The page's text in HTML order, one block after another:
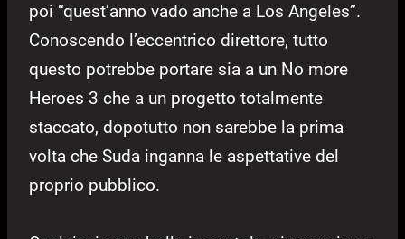
poi “quest’anno vado anche a Los Angeles”.
Conoscendo l’eccentrico direttore, tutto
questo potrebbe portare sia a un No more
Heroes 3 che a un progetto totalmente
staccato, dopotutto non sarebbe la prima
volta che Suda inganna le aspettative del
proprio pubblico.